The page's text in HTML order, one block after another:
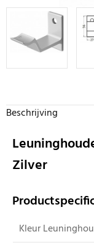
Beschrijving
Zilver
Kleur